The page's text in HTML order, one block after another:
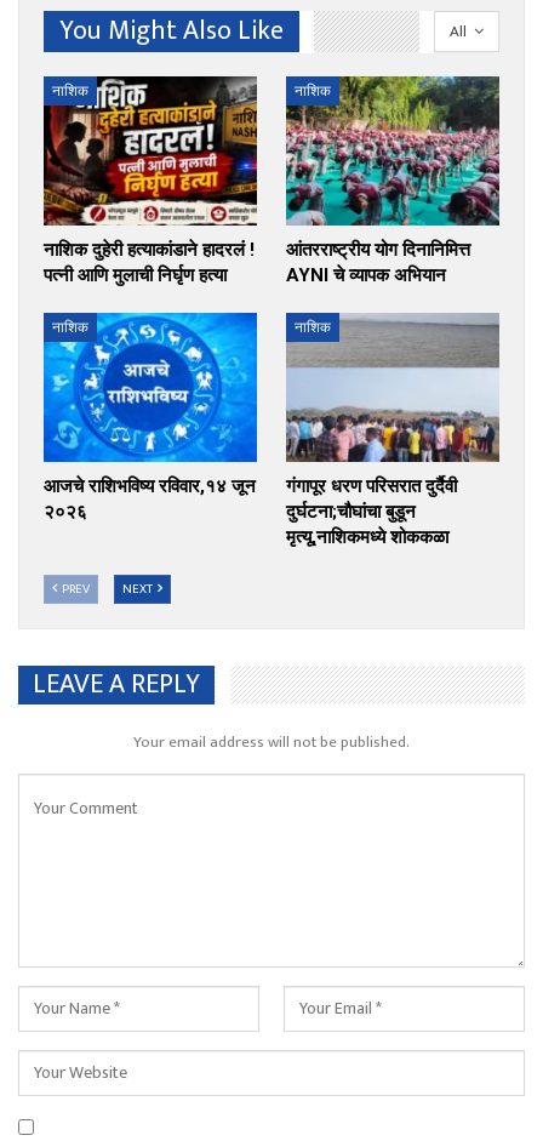
All
You Might Also Like
नाशिक
नाशिक दुहेरी हत्याकांडाने हादरलं !
पत्नी आणि मुलाची निर्घृण हत्या
नाशिक
आंतरराष्ट्रीय योग दिनानिमित्त
AYNI चे व्यापक अभियान
नाशिक
आजचे राशिभविष्य रविवार,१४ जून
२०२६
नाशिक
गंगापूर धरण परिसरात दुर्दैवी
दुर्घटना;चौघांचा बुडून
मृत्यू,नाशिकमध्ये शोककळा
PREV NEXT
LEAVE A REPLY
Your email address will not be published.